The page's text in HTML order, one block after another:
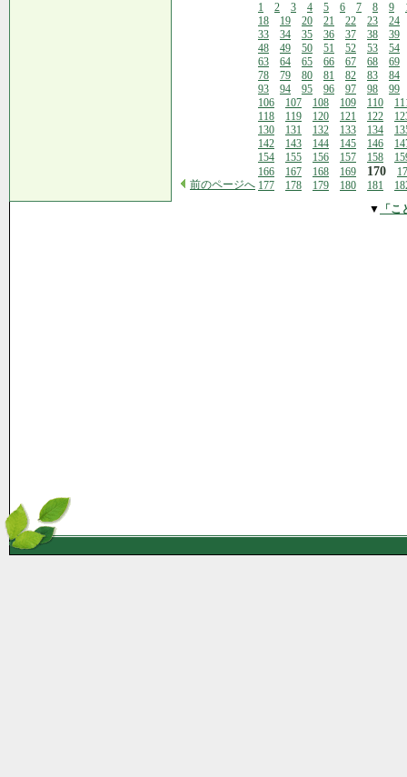
前のページへ
1 2 3 4 5 6 7 8 9
18
19 20 21 22 23
24
33
34 35 36 37 38
39
48
49 50 51 52 53
54
63
64 65 66 67 68
69
78
79 80 81 82 83
84
93
94 95 96 97 98
99
106
107 108 109 110
118
119 120 121 122
130
131 132 133 134
142
143 144 145 146
154
155 156 157 158
166
167 168 169 170
177
178 179 180 181
▼
「